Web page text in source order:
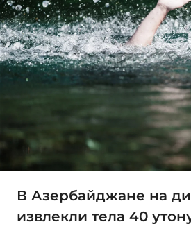
В Азербайджане на
извлекли тела 40